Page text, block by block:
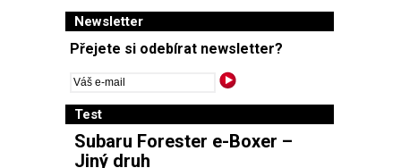
Newsletter
Přejete si odebírat newsletter?
Test
Subaru Forester e-Boxer –
Jiný druh